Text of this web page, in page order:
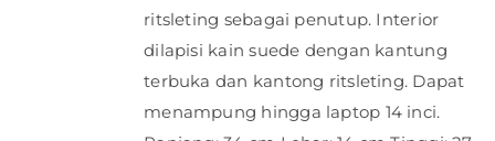
ritsleting sebagai penutup. Interior
dilapisi kain suede dengan kantung
terbuka dan kantong ritsleting. Dapat
menampung hingga laptop 14 inci.